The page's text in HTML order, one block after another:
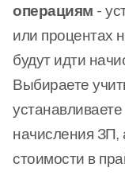
операциям -
или процентах
будут идти
Выбираете
начисления ЗП,
стоимости в